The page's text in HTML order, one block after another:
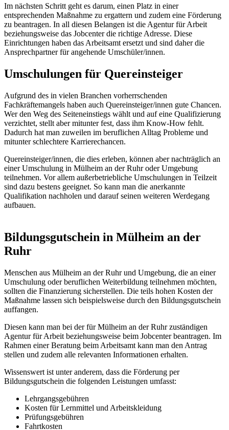
Im nächsten Schritt geht es darum, einen Platz in einer
entsprechenden Maßnahme zu ergattern und zudem eine Förderung
zu beantragen. In all diesen Belangen ist die Agentur für Arbeit
beziehungsweise das Jobcenter die richtige Adresse. Diese
Einrichtungen haben das Arbeitsamt ersetzt und sind daher die
Ansprechpartner für angehende Umschüler/innen.
Umschulungen für Quereinsteiger
Aufgrund des in vielen Branchen vorherrschenden
Fachkräftemangels haben auch Quereinsteiger/innen gute Chancen.
Wer den Weg des Seiteneinstiegs wählt und auf eine Qualifizierung
verzichtet, stellt aber mitunter fest, dass ihm Know-How fehlt.
Dadurch hat man zuweilen im beruflichen Alltag Probleme und
mitunter schlechtere Karrierechancen.
Quereinsteiger/innen, die dies erleben, können aber nachträglich an
einer Umschulung in Mülheim an der Ruhr oder Umgebung
teilnehmen. Vor allem außerbetriebliche Umschulungen in Teilzeit
sind dazu bestens geeignet. So kann man die anerkannte
Qualifikation nachholen und darauf seinen weiteren Werdegang
aufbauen.
Bildungsgutschein in Mülheim an der
Ruhr
Menschen aus Mülheim an der Ruhr und Umgebung, die an einer
Umschulung oder beruflichen Weiterbildung teilnehmen möchten,
sollten die Finanzierung sicherstellen. Die teils hohen Kosten der
Maßnahme lassen sich beispielsweise durch den Bildungsgutschein
auffangen.
Diesen kann man bei der für Mülheim an der Ruhr zuständigen
Agentur für Arbeit beziehungsweise beim Jobcenter beantragen. Im
Rahmen einer Beratung beim Arbeitsamt kann man den Antrag
stellen und zudem alle relevanten Informationen erhalten.
Wissenswert ist unter anderem, dass die Förderung per
Bildungsgutschein die folgenden Leistungen umfasst:
Lehrgangsgebühren
Kosten für Lernmittel und Arbeitskleidung
Prüfungsgebühren
Fahrtkosten